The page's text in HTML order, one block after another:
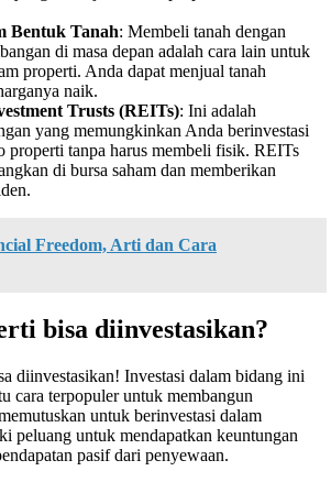
Bentuk Tanah: Membeli tanah dengan
di masa depan adalah cara lain untuk
properti. Anda dapat menjual tanah
naik.
Trusts (REITs): Ini adalah
yang memungkinkan Anda berinvestasi
properti tanpa harus membeli fisik. REITs
di bursa saham dan memberikan
Freedom, Arti dan Cara
bisa diinvestasikan?
diinvestasikan! Investasi dalam bidang ini
cara terpopuler untuk membangun
untuk berinvestasi dalam
peluang untuk mendapatkan keuntungan
pasif dari penyewaan.